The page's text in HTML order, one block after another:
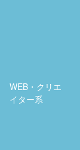
WEB・クリエ
イター系